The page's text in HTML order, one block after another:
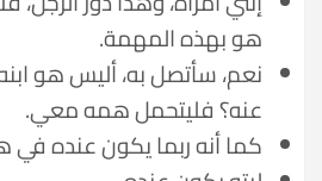
هو بهذه المهمة.
نعم، سأتصل به، أليس هو
عنه؟ فليتحمل همه معي.
كما أنه ربما يكون عنده في